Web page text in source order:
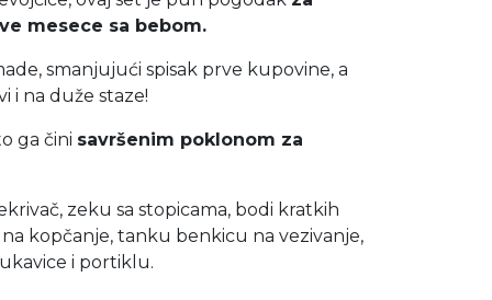
mesece sa bebom.
smanjujući spisak prve kupovine, a
i na duže staze!
ga čini savršenim poklonom za
zeku sa stopicama, bodi kratkih
kopčanje, tanku benkicu na vezivanje,
i portiklu.